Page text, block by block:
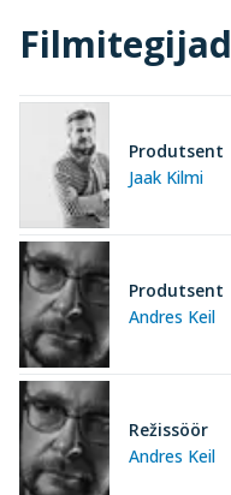
Filmitegijad
Jaak Kilmi
Produtsent
Andres Keil
Produtsent
Andres Keil
Režissöör